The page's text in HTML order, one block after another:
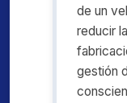
de un
reducir
gestión